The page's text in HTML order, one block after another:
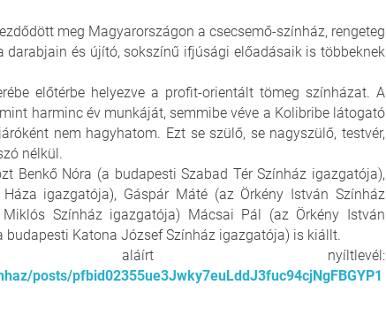
meg Magyarországon a csecsemő-színház, rengeteg
darabjain és újító, sokszínű ifjúsági előadásaik is többeknek
előtérbe helyezve a profit-orientált tömeg színházat. A
harminc év munkáját, semmibe véve a Kolibribe látogató
nem hagyhatom. Ezt se szülő, se nagyszülő, testvér,
nélkül.
Benkő Nóra (a budapesti Szabad Tér Színház igazgatója),
igazgatója), Gáspár Máté (az Örkény István Színház
Színház igazgatója) Mácsai Pál (az Örkény István
Katona József Színház igazgatója) is kiállt.
nyíltlevél:
posts/pfbid02355ue3Jwky7euLddJ3fuc94cjNgFBGYP1